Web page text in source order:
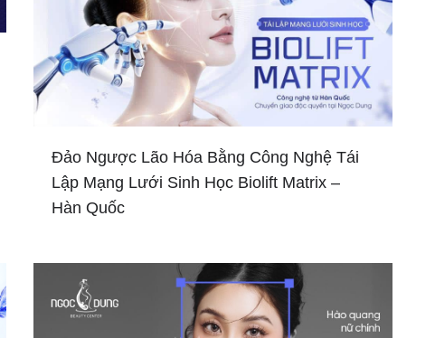
Đảo Ngược Lão Hóa Bằng Công Nghệ Tái
Lập Mạng Lưới Sinh Học Biolift Matrix –
Hàn Quốc